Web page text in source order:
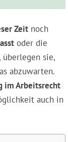
Zeit noch
oder die
sie,
abzuwarten.
im Arbeitsrecht
auch in